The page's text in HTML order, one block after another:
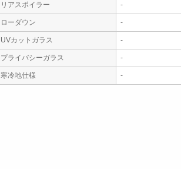
リアスポイラー -
ローダウン -
UVカットガラス -
プライバシーガラス -
寒冷地仕様 -